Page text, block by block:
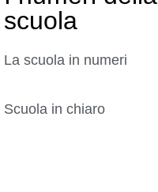
scuola
La scuola in numeri
Scuola in chiaro